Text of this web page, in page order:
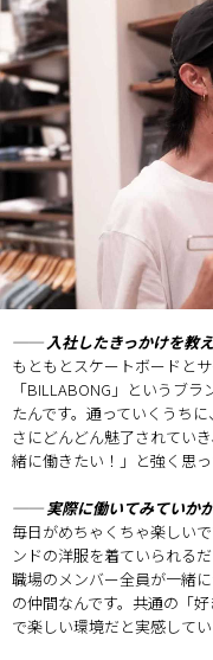
── 入社したきっかけを教え
もともとスケートボードと
「BILLABONG」というブ
たんです。通っていくうち
さにどんどん魅了されてい
緒に働きたい！」と強く思
── 実際に働いてみていか
毎日がめちゃくちゃ楽しい
ンドの洋服を着ていられる
職場のメンバー全員が一緒
の仲間なんです。共通の「
で楽しい環境だと実感してい